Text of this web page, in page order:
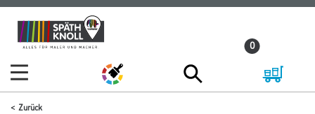
Zum
Inhalt
Zum
Navigationsmenü
0
Zurück